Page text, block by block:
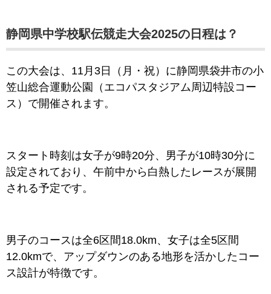
静岡県中学校駅伝競走大会2025の日程は？
この大会は、11月3日（月・祝）に静岡県袋井市の小
笠山総合運動公園（エコパスタジアム周辺特設コー
ス）で開催されます。
スタート時刻は女子が9時20分、男子が10時30分に
設定されており、午前中から白熱したレースが展開
される予定です。
男子のコースは全6区間18.0km、女子は全5区間
12.0kmで、アップダウンのある地形を活かしたコー
ス設計が特徴です。